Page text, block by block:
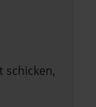
schicken,